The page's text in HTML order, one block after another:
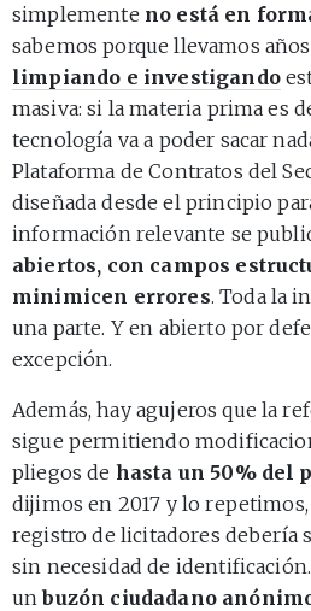
simplemente no está en
sabemos porque llevamos años
limpiando e investigando
masiva: si la materia prima es
tecnología va a poder sacar
Plataforma de Contratos del
diseñada desde el principio
información relevante se
abiertos, con campos
minimicen errores. Toda la
una parte. Y en abierto por
excepción.
Además, hay agujeros que la
sigue permitiendo
pliegos de hasta un 50% del
dijimos en 2017 y lo repetimos,
registro de licitadores debería
sin necesidad de
unbuzón ciudadano